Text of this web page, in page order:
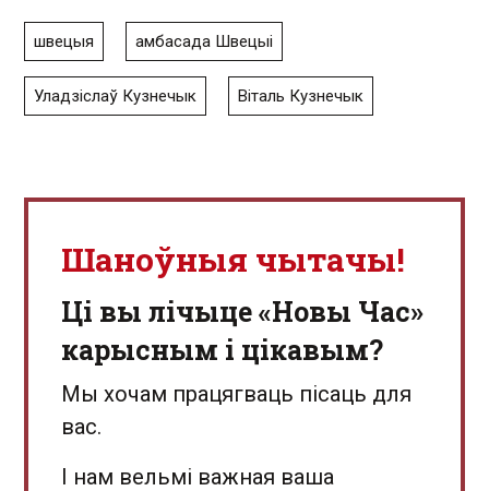
швецыя амбасада Швецыі
Уладзіслаў Кузнечык Віталь Кузнечык
Шаноўныя чытачы!
Ці вы лічыце «Новы Час»
карысным і цікавым?
Мы хочам працягваць пісаць для
вас.
І нам вельмі важная ваша